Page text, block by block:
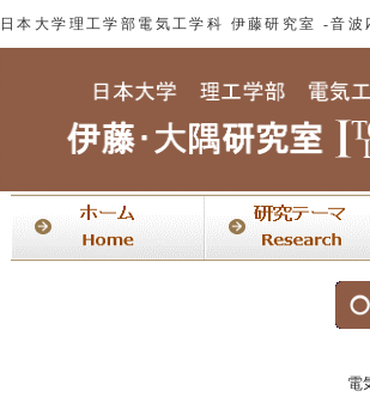
日本大学理工学部電気工学科 伊藤研究室 -音
電